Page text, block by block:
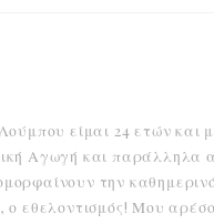
είμαι 24 ετών και
Αγωγή και παράλληλα
την
εθελοντισμός! Μου